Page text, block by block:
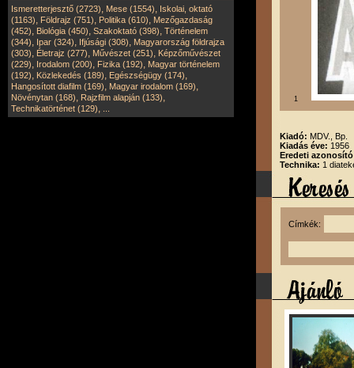
Ismeretterjesztő (2723), Mese (1554), Iskolai, oktató
(1163), Földrajz (751), Politika (610), Mezőgazdaság
(452), Biológia (450), Szakoktató (398), Történelem
(344), Ipar (324), Ifjúsági (308), Magyarország földrajza
(303), Életrajz (277), Művészet (251), Képzőművészet
(229), Irodalom (200), Fizika (192), Magyar történelem
(192), Közlekedés (189), Egészségügy (174),
Hangosított diafilm (169), Magyar irodalom (169),
Növénytan (168), Rajzfilm alapján (133),
Technikatörténet (129),
1
Kiadó: MDV., Bp.
Kiadás éve: 1956
Eredeti
Technika: 1
Címkék: